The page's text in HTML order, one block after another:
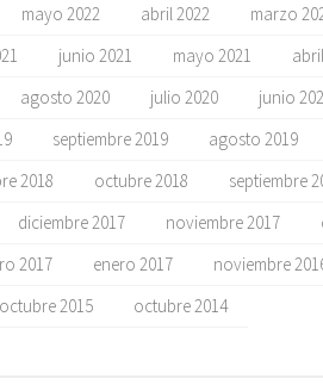
mayo 2022 abril 2022
marzo
junio 2021 mayo 2021
agosto 2020 julio 2020
junio
septiembre 2019
agosto 2019
2018 octubre 2018
septiembre
diciembre 2017 noviembre 2017
2017 enero 2017
noviembre
octubre 2015 octubre 2014